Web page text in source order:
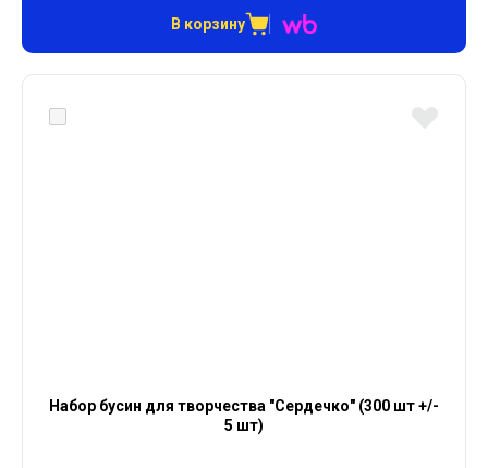
В корзину
Набор бусин для творчества "Сердечко" (300 шт +/-
5 шт)